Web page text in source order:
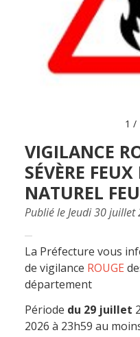
1 /
VIGILANCE
SÉVÈRE FEUX
NATUREL
Publié le Jeudi 30 juillet
La Préfecture vous
de vigilance ROUGE
département
Période du 29 juillet
2026 à 23h59 au